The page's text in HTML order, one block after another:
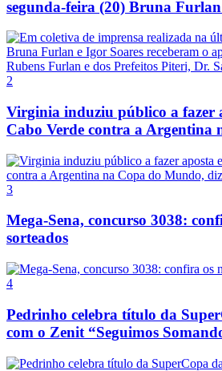
segunda-feira (20) Bruna
2
Virginia induziu público a fazer
Cabo Verde contra a Argentina
3
Mega-Sena, concurso 3038:
sorteados
4
Pedrinho celebra título da
com o Zenit “Seguimos